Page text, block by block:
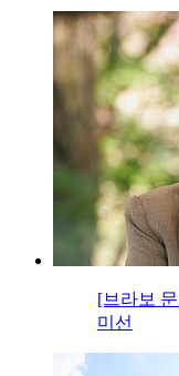
[브라보
미선